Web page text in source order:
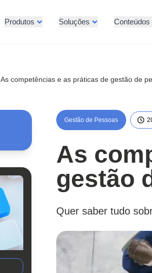
Produtos Soluções Conteúdos
As competências e as práticas de gestão de
Gestão de Pessoas
As
gestão
Quer saber tudo